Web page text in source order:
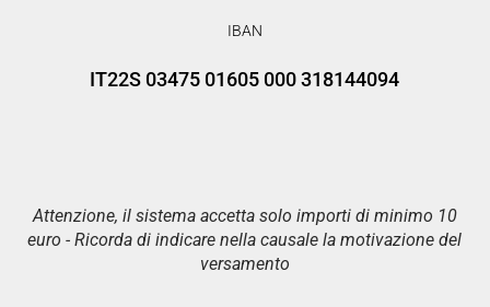
IBAN
IT22S 03475 01605 000 318144094
Attenzione, il sistema accetta solo importi di minimo 10
euro - Ricorda di indicare nella causale la motivazione del
versamento